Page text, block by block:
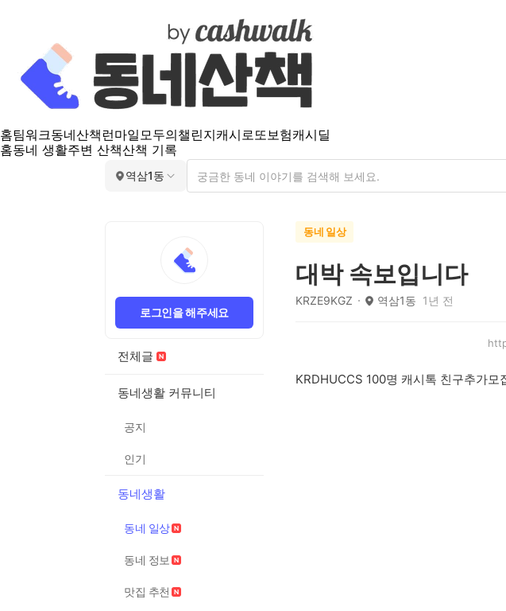
홈팀워크동네산책 런마일모두의챌린지캐시로또보험캐시딜
홈동네 생활주변 산책산책 기록
역삼1동
로그인을 해주세요
전체글
동네생활 커뮤니티
공지
인기
동네생활
동네 일상
동네 정보
맛집 추천
동네 일상
대박 속보입니다
KRZE9KGZ 역삼1동 1년 전
KRDHUCCS 100명 캐시톡 친구추가